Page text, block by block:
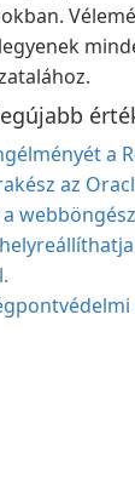
a
az